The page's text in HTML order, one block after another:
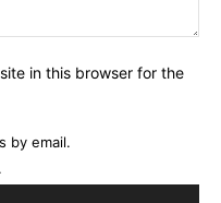
in this browser for the
by email.